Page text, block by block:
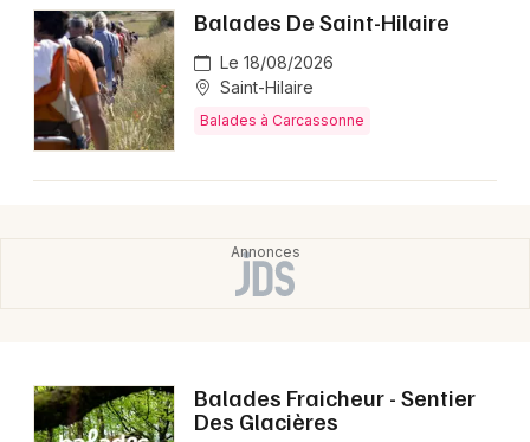
Concerts
Sports
Soirées
Balades en Languedoc-Roussillon
Nice
Paris
Strasbourg
Toulouse
Balades De Saint-Hilaire
Le 18/08/2026
Saint-Hilaire
Balades à Carcassonne
Balades Fraicheur - Sentier
Des Glacières